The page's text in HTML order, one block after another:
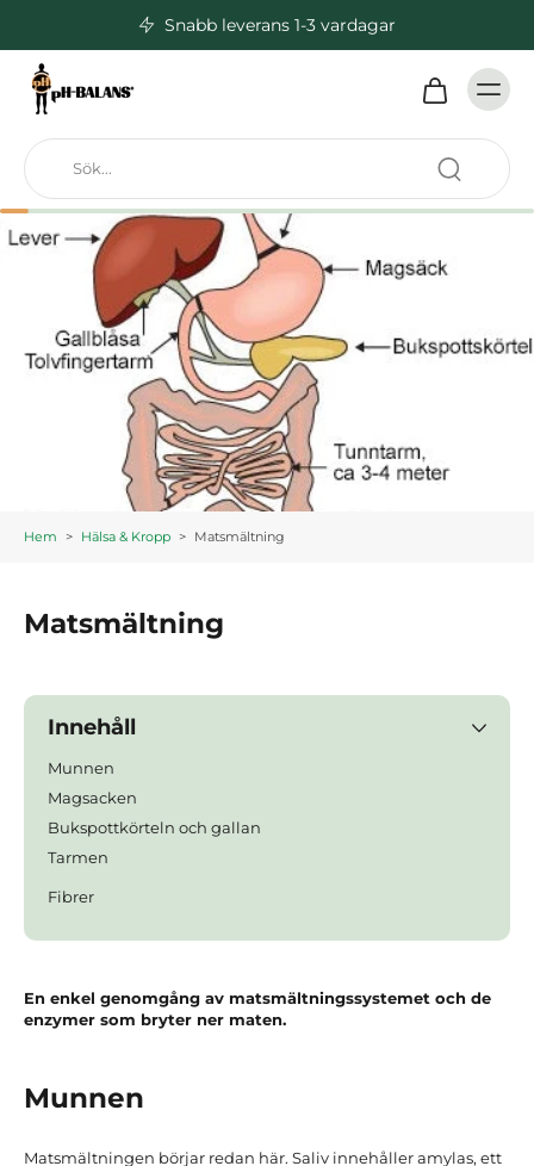
Snabb leverans 1-3 vardagar
Hem > Hälsa & Kropp > Matsmältning
Matsmältning
Innehåll
Munnen
Magsacken
Bukspottkörteln och gallan
Tarmen
Fibrer
En enkel genomgång av matsmältningssystemet och de
enzymer som bryter ner maten.
Munnen
Matsmältningen börjar redan här. Saliv innehåller amylas, ett